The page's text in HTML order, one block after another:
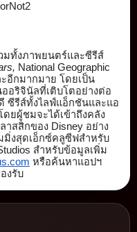
มทั้งภาพยนตร์และซีรีส์
National Geographic
อีกมากมาย โดยเป็น
อริจินัลที่เติบโตอย่างต่อ
ซีรีส์ทั้งไลฟ์แอ็กชันและแอ
ยผู้ชมจะได้เข้าถึงคลัง
าสสิกของ Disney อย่าง
มิ่งสุดเอ็กซ์คลูซีฟสำหรับ
สำหรับข้อมูลเพิ่ม
หรือค้นหาแอปฯ
งรับ